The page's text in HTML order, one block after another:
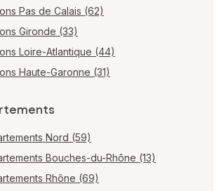
Pas de Calais (62)
Gironde (33)
Loire-Atlantique (44)
Haute-Garonne (31)
Nord (59)
Bouches-du-Rhône (13)
Rhône (69)